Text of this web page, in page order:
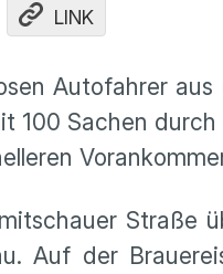
LINK
Autofahrer
100 Sachen
Straße
Auf der